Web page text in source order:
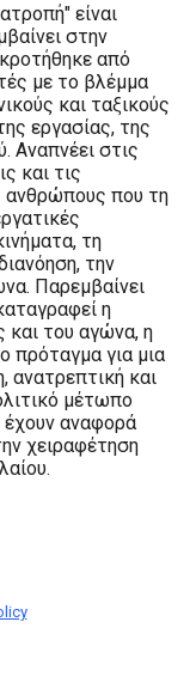
είναι
στην
από
με το βλέμμα
και ταξικούς
εργασίας, της
Αναπνέει στις
και τις
ανθρώπους που τη
τη
την
Παρεμβαίνει
η
και του αγώνα, η
πρόταγμα για μια
ανατρεπτική και
μέτωπο
αναφορά
χειραφέτηση